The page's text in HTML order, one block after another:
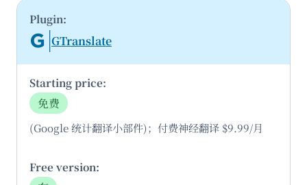
GTranslate
免费
(Google 统计翻译小部件)；付费神经翻译 $9.99/月